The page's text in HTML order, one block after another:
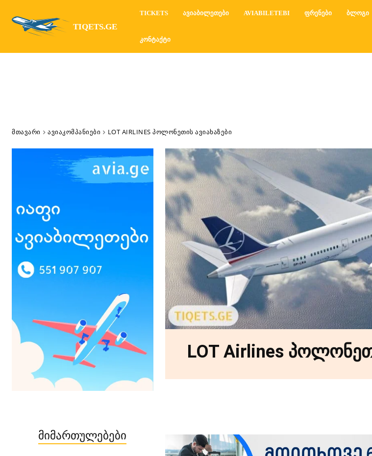
TIQETS.GE
TICKETS ᲐᲕᲘᲐᲑᲘᲚᲔᲗᲔᲑᲘ AVIABILETEBI ᲤᲠᲔᲜᲔᲑᲘ ᲑᲚᲝᲒᲘ
ᲙᲝᲜᲢᲐᲥᲢᲘ
ᲛᲗᲐᲕᲐᲠᲘ ᲐᲕᲘᲐᲙᲝᲛᲞᲐᲜᲘᲔᲑᲘ LOT AIRLINES ᲞᲝᲚᲝᲜᲔᲗᲘᲡ ᲐᲕᲘᲐᲮᲐᲖᲔᲑᲘ
მიმართულებები
LOT Airlines